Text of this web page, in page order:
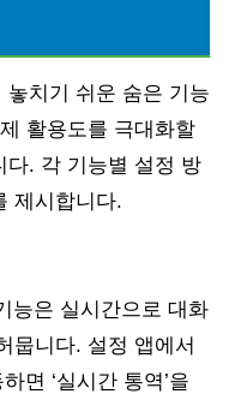
놓치기 쉬운 숨은 기능
활용도를 극대화할
다. 각 기능별 설정 방
제시합니다.
능은 실시간으로 대화
뭅니다. 설정 앱에서
면 ‘실시간 통역’을